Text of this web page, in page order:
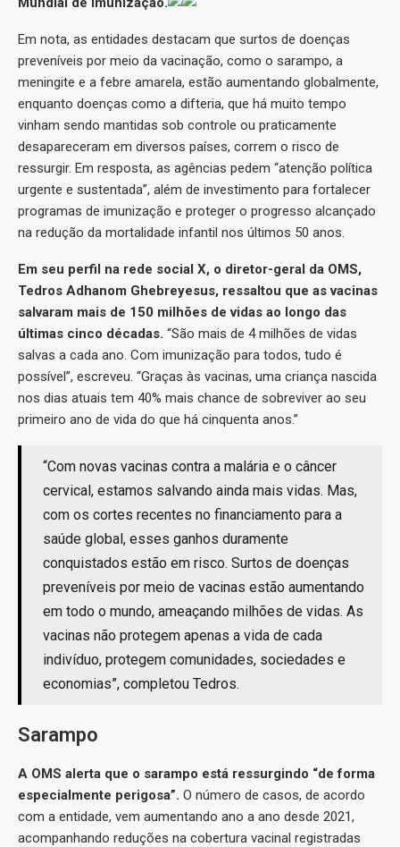
Em nota, as entidades destacam que surtos de doenças
preveníveis por meio da vacinação, como o sarampo, a
meningite e a febre amarela, estão aumentando globalmente,
enquanto doenças como a difteria, que há muito tempo
vinham sendo mantidas sob controle ou praticamente
desapareceram em diversos países, correm o risco de
ressurgir. Em resposta, as agências pedem “atenção política
urgente e sustentada”, além de investimento para fortalecer
programas de imunização e proteger o progresso alcançado
na redução da mortalidade infantil nos últimos 50 anos.
Em seu perfil na rede social X, o diretor-geral da OMS,
Tedros Adhanom Ghebreyesus, ressaltou que as vacinas
salvaram mais de 150 milhões de vidas ao longo das
últimas cinco décadas. “São mais de 4 milhões de vidas
salvas a cada ano. Com imunização para todos, tudo é
possível”, escreveu. “Graças às vacinas, uma criança nascida
nos dias atuais tem 40% mais chance de sobreviver ao seu
primeiro ano de vida do que há cinquenta anos.”
“Com novas vacinas contra a malária e o câncer
cervical, estamos salvando ainda mais vidas. Mas,
com os cortes recentes no financiamento para a
saúde global, esses ganhos duramente
conquistados estão em risco. Surtos de doenças
preveníveis por meio de vacinas estão aumentando
em todo o mundo, ameaçando milhões de vidas. As
vacinas não protegem apenas a vida de cada
indivíduo, protegem comunidades, sociedades e
economias”, completou Tedros.
Sarampo
A OMS alerta que o sarampo está ressurgindo “de forma
especialmente perigosa”. O número de casos, de acordo
com a entidade, vem aumentando ano a ano desde 2021,
acompanhando reduções na cobertura vacinal registradas